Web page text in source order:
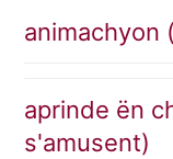
animachyon
aprinde ën
s'amusent)